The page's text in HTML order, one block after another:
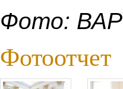
Фото:
Фотоотчет